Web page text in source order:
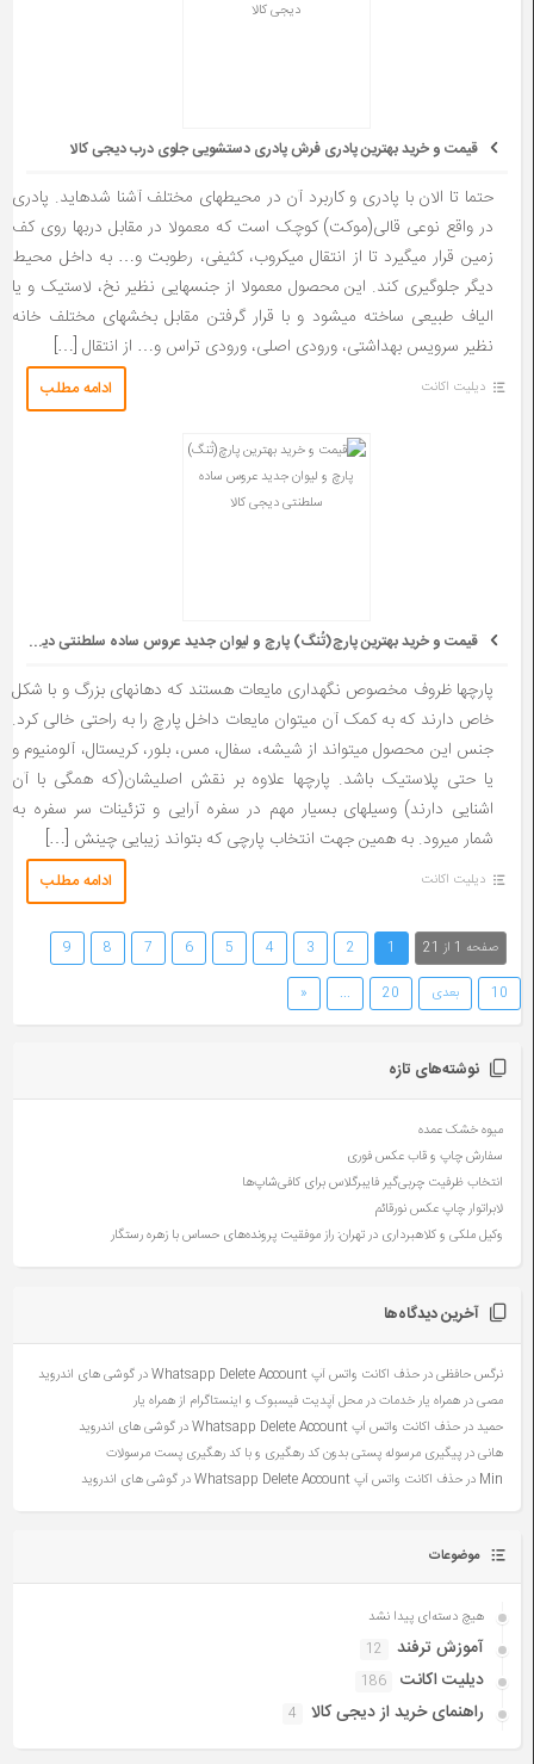
قیمت و خرید بهترین پادری فرش پادری دستشویی جلوی درب دیجی کالا
حتما تا الان با پادری و کاربرد آن در محیط­های مختلف آشنا شده­اید. پادری
در واقع نوعی قالی(موکت) کوچک است که معمولا در مقابل درب­ها روی کف
زمین قرار می­گیرد تا از انتقال میکروب­، کثیفی، رطوبت و… به داخل محیط
دیگر جلوگیری کند. این محصول معمولا از جنس­هایی نظیر نخ، لاستیک و یا
الیاف طبیعی ساخته می­شود و با قرار گرفتن مقابل بخش­های مختلف خانه
نظیر سرویس بهداشتی، ورودی اصلی، ورودی تراس و… از انتقال […]
دیلیت اکانت ادامه مطلب
قیمت و خرید بهترین پارچ(تُنگ) پارچ و لیوان جدید عروس ساده سلطنتی دیجی کالا
پارچ­ها ظروف مخصوص نگهداری مایعات هستند که دهانه­ای بزرگ و با شکل
خاص دارند که به کمک آن می­توان مایعات داخل پارچ را به راحتی خالی کرد.
جنس این محصول می­تواند از شیشه، سفال، مس، بلور، کریستال، آلومنیوم و
یا حتی پلاستیک باشد. پارچ­ها علاوه بر نقش اصلیشان(که همگی با آن
اشنایی دارند) وسیله­ای بسیار مهم در سفره آرایی و تزئینات سر سفره به
شمار می­رود. به همین جهت انتخاب پارچی که بتواند زیبایی چینش […]
دیلیت اکانت ادامه مطلب
صفحه 1 از 21 1
2
3
4
5
6
7
8
9
10 بعدی 20
...
«
نوشته‌های تازه
میوه خشک عمده
سفارش چاپ و قاب عکس فوری
انتخاب ظرفیت چربی‌گیر فایبرگلاس برای کافی‌شاپ‌ها
لابراتوار چاپ عکس نورقائم
وکیل ملکی و کلاهبرداری در تهران: راز موفقیت پرونده‌های حساس با زهره رستگار
آخرین دیدگاه‌ها
نرگس حافظیدر حذف اکانت واتس آپ Whatsapp Delete Account در گوشی های اندروید
مصیدر همراه یار خدمات در محل آپدیت فیسبوک و اینستاگرام از همراه یار
حمید در حذف اکانت واتس آپ Whatsapp Delete Account در گوشی های اندروید
هانیدر پیگیری مرسوله پستی بدون کد رهگیری و با کد رهگیری پست مرسولات
Min در حذف اکانت واتس آپ Whatsapp Delete Account در گوشی های اندروید
موضوعات
هیچ دسته‌ای پیدا نشد
آموزش ترفند 12
دیلیت اکانت 186
راهنمای خرید از دیجی کالا 4